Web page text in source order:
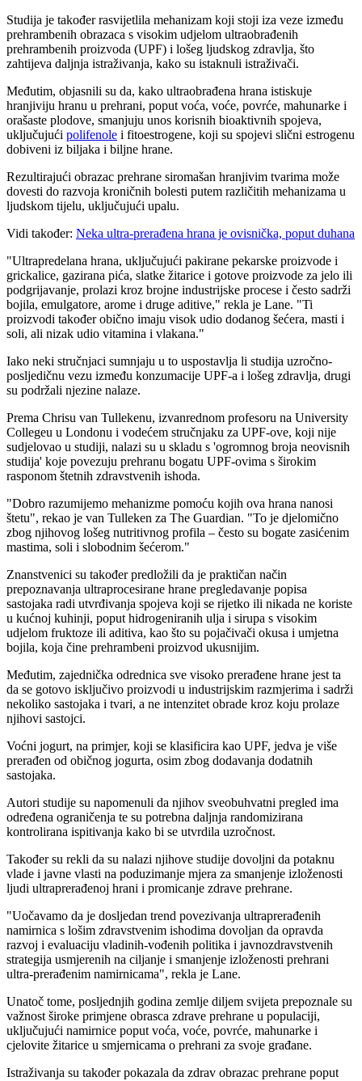
Studija je također rasvijetlila mehanizam koji stoji iza veze između
prehrambenih obrazaca s visokim udjelom ultraobrađenih
prehrambenih proizvoda (UPF) i lošeg ljudskog zdravlja, što
zahtijeva daljnja istraživanja, kako su istaknuli istraživači.
Međutim, objasnili su da, kako ultraobrađena hrana istiskuje
hranjiviju hranu u prehrani, poput voća, voće, povrće, mahunarke i
orašaste plodove, smanjuju unos korisnih bioaktivnih spojeva,
uključujući polifenole i fitoestrogene, koji su spojevi slični estrogenu
dobiveni iz biljaka i biljne hrane.
Rezultirajući obrazac prehrane siromašan hranjivim tvarima može
dovesti do razvoja kroničnih bolesti putem različitih mehanizama u
ljudskom tijelu, uključujući upalu.
Vidi također: Neka ultra-prerađena hrana je ovisnička, poput duhana
"Ultrapredelana hrana, uključujući pakirane pekarske proizvode i
grickalice, gazirana pića, slatke žitarice i gotove proizvode za jelo ili
podgrijavanje, prolazi kroz brojne industrijske procese i često sadrži
bojila, emulgatore, arome i druge aditive," rekla je Lane. "Ti
proizvodi također obično imaju visok udio dodanog šećera, masti i
soli, ali nizak udio vitamina i vlakana."
Iako neki stručnjaci sumnjaju u to uspostavlja li studija uzročno-
posljedičnu vezu između konzumacije UPF-a i lošeg zdravlja, drugi
su podržali njezine nalaze.
Prema Chrisu van Tullekenu, izvanrednom profesoru na University
Collegeu u Londonu i vodećem stručnjaku za UPF-ove, koji nije
sudjelovao u studiji, nalazi su u skladu s 'ogromnog broja neovisnih
studija' koje povezuju prehranu bogatu UPF-ovima s širokim
rasponom štetnih zdravstvenih ishoda.
"Dobro razumijemo mehanizme pomoću kojih ova hrana nanosi
štetu", rekao je van Tulleken za The Guardian. "To je djelomično
zbog njihovog lošeg nutritivnog profila – često su bogate zasićenim
mastima, soli i slobodnim šećerom."
Znanstvenici su također predložili da je praktičan način
prepoznavanja ultraprocesirane hrane pregledavanje popisa
sastojaka radi utvrđivanja spojeva koji se rijetko ili nikada ne koriste
u kućnoj kuhinji, poput hidrogeniranih ulja i sirupa s visokim
udjelom fruktoze ili aditiva, kao što su pojačivači okusa i umjetna
bojila, koja čine prehrambeni proizvod ukusnijim.
Međutim, zajednička odrednica sve visoko prerađene hrane jest ta
da se gotovo isključivo proizvodi u industrijskim razmjerima i sadrži
nekoliko sastojaka i tvari, a ne intenzitet obrade kroz koju prolaze
njihovi sastojci.
Voćni jogurt, na primjer, koji se klasificira kao UPF, jedva je više
prerađen od običnog jogurta, osim zbog dodavanja dodatnih
sastojaka.
Autori studije su napomenuli da njihov sveobuhvatni pregled ima
određena ograničenja te su potrebna daljnja randomizirana
kontrolirana ispitivanja kako bi se utvrdila uzročnost.
Također su rekli da su nalazi njihove studije dovoljni da potaknu
vlade i javne vlasti na poduzimanje mjera za smanjenje izloženosti
ljudi ultraprerađenoj hrani i promicanje zdrave prehrane.
"Uočavamo da je dosljedan trend povezivanja ultraprerađenih
namirnica s lošim zdravstvenim ishodima dovoljan da opravda
razvoj i evaluaciju vladinih-vođenih politika i javnozdravstvenih
strategija usmjerenih na ciljanje i smanjenje izloženosti prehrani
ultra-prerađenim namirnicama", rekla je Lane.
Unatoč tome, posljednjih godina zemlje diljem svijeta prepoznale su
važnost široke primjene obrasca zdrave prehrane u populaciji,
uključujući namirnice poput voća, voće, povrće, mahunarke i
cjelovite žitarice u smjernicama o prehrani za svoje građane.
Istraživanja su također pokazala da zdrav obrazac prehrane poput